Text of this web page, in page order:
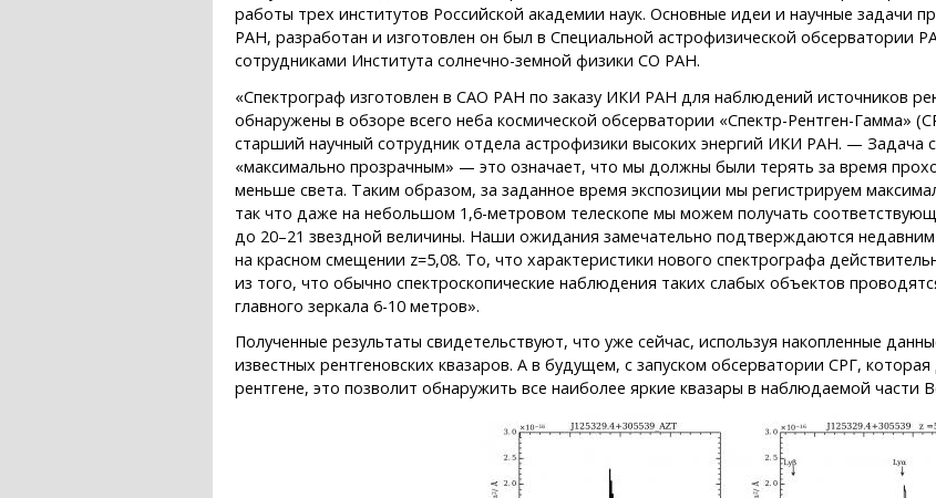
работы трех институтов Российской академии наук. Основные идеи и научные задачи
РАН, разработан и изготовлен он был в Специальной астрофизической обсерватории
сотрудниками Института солнечно-земной физики СО РАН.
«Спектрограф изготовлен в САО РАН по заказу ИКИ РАН для наблюдений источников
обнаружены в обзоре всего неба космической обсерватории «Спектр-Рентген-Гамма»
старший научный сотрудник отдела астрофизики высоких энергий ИКИ РАН. — Задача
«максимально прозрачным» — это означает, что мы должны были терять за время
меньше света. Таким образом, за заданное время экспозиции мы регистрируем
так что даже на небольшом 1,6-метровом телескопе мы можем получать
до 20–21 звездной величины. Наши ожидания замечательно подтверждаются недавним
на красном смещении z=5,08. То, что характеристики нового спектрографа
из того, что обычно спектроскопические наблюдения таких слабых объектов
главного зеркала 6-10 метров».
Полученные результаты свидетельствуют, что уже сейчас, используя накопленные
известных рентгеновских квазаров. А в будущем, с запуском обсерватории СРГ,
рентгене, это позволит обнаружить все наиболее яркие квазары в наблюдаемой части